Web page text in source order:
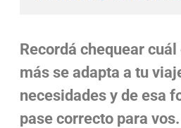
Recordá chequear
más se adapta a tu
necesidades y de esa
pase correcto para vos.